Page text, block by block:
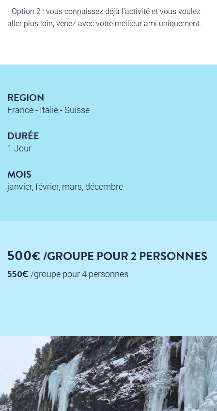
- Option 2 : vous connaissez déjà l'activité et vous voulez
aller plus loin, venez avec votre meilleur ami uniquement.
REGION
France - Italie - Suisse
DURÉE
1 Jour
MOIS
janvier, février, mars, décembre
500€/GROUPE POUR 2 PERSONNES
550€/groupe pour 4 personnes